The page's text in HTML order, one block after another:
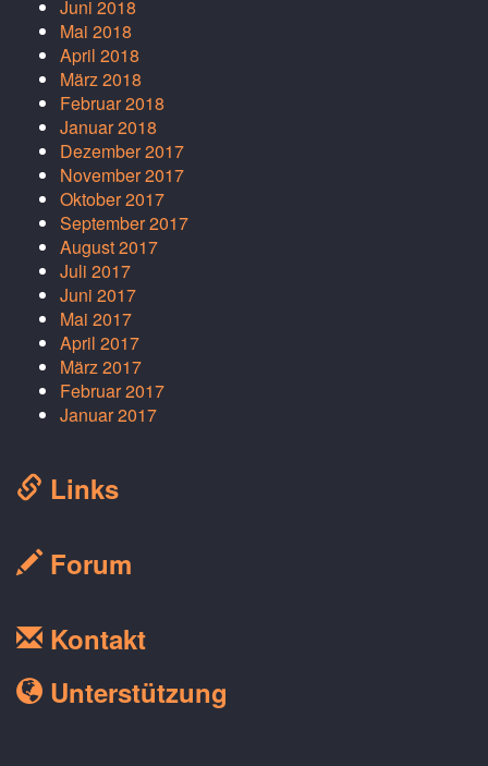
Juni 2018
Mai 2018
April 2018
März 2018
Februar 2018
Januar 2018
Dezember 2017
November 2017
Oktober 2017
September 2017
August 2017
Juli 2017
Juni 2017
Mai 2017
April 2017
März 2017
Februar 2017
Januar 2017
Links
Forum
Kontakt
Unterstützung